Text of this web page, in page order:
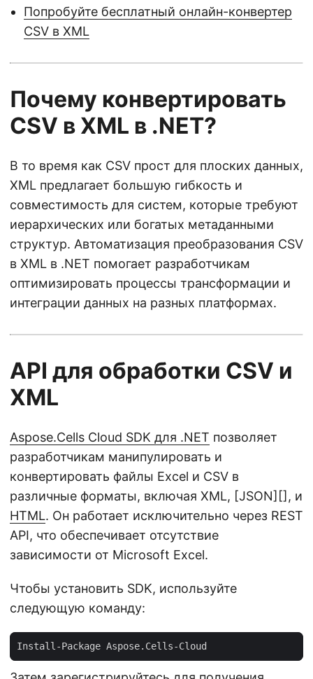
Попробуйте бесплатный онлайн-конвертер
CSV в XML
Почему конвертировать
CSV в XML в .NET?
В то время как CSV прост для плоских данных,
XML предлагает большую гибкость и
совместимость для систем, которые требуют
иерархических или богатых метаданными
структур. Автоматизация преобразования CSV
в XML в .NET помогает разработчикам
оптимизировать процессы трансформации и
интеграции данных на разных платформах.
API для обработки CSV и
XML
Aspose.Cells Cloud SDK для .NET позволяет
разработчикам манипулировать и
конвертировать файлы Excel и CSV в
различные форматы, включая XML, [JSON][], и
HTML. Он работает исключительно через REST
API, что обеспечивает отсутствие
зависимости от Microsoft Excel.
Чтобы установить SDK, используйте
следующую команду: